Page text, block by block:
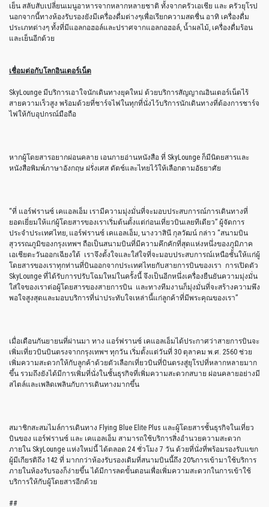
เย็น สลับสับเปลี่ยนเมนูอาหารจากหลากหลายชาติ ทั้งจากครัวเอเชีย และ ครัวยุโรป
นอกจากนี้ทางห้องรับรองยังมีเครื่องดื่มต่างๆเพื่อเรียกความสดชื่น อาทิ เครื่องดื่ม
ประเภทต่างๆ ทั้งที่มีแอลกอฮอล์และปราศจากแอลกอฮอล์, น้ำผลไม้, เครื่องดื่มร้อน
และเย็นอีกด้วย
เชื่อมต่อกับโลกอินเตอร์เน็ต
SkyLounge มีบริการเอาใจนักเดินทางยุคใหม่ ด้วยบริการสัญญาณอินเตอร์เน็ตไร้
สายความเร็วสูง พร้อมด้วยที่ชาร์จไฟในทุกที่นั่งไว้บริการนักเดินทางที่ต้องการชาร์จ
ไฟให้กับอุปกรณ์มือถือ
หากผู้โดยสารอยากผ่อนคลาย เอนกายอ่านหนังสือ ที่ SkyLounge ก็มีนิตยสารและ
หนังสือพิมพ์ภาษาอังกฤษ ฝรั่งเศส ดัตช์และไทยไว้ให้เลือกตามอัธยาศัย
“ที่ แอร์ฟรานซ์ เคแอลเอ็ม เรามีความมุ่งมั่นที่จะมอบประสบการณ์การเดินทางที่
ยอดเยี่ยมให้แก่ผู้โดยสารของเราเริ่มต้นตั้งแต่ก่อนเที่ยวบินเลยทีเดียว” ผู้จัดการ
ประจำประเทศไทย, แอร์ฟรานซ์ เคแอลเอ็ม, นางวาสินี กุลวัฒน์ กล่าว “สนามบิน
สุวรรณภูมิของกรุงเทพฯ ถือเป็นสนามบินที่มีความคึกคักที่สุดแห่งหนึ่งของภูมิภาค
เอเชียตะวันออกเฉียงใต้ เราจึงตั้งใจและใส่ใจที่จะมอบประสบการณ์เหนือชั้นให้แก่ผู้
โดยสารของเราทุกท่านที่บินออกจากประเทศไทยกับสายการบินของเรา การเปิดตัว
SkyLounge ที่ได้รับการปรับโฉมใหม่ในครั้งนี้ จึงเป็นอีกหนึ่งเครื่องยืนยันความมุ่งมั่น
ใส่ใจของเราต่อผู้โดยสารของสายการบิน และทางทีมงานก็มุ่งมั่นที่จะสร้างความพึง
พอใจสูงสุดและมอบบริการที่น่าประทับใจเหล่านี้แก่ลูกค้าที่มีพระคุณของเรา”
เมื่อเดือนกันยายนที่ผ่านมา ทาง แอร์ฟรานซ์ เคแอลเอ็มได้ประกาศว่าสายการบินจะ
เพิ่มเที่ยวบินบินตรงจากกรุงเทพฯ ทุกวัน เริ่มตั้งแต่วันที่ 30 ตุลาคม พ.ศ. 2560 ช่วย
เพิ่มความสะดวกให้กับลูกค้าด้วยตัวเลือกเที่ยวบินที่บินตรงสู่ยุโรปที่หลากหลายมาก
ขึ้น รวมถึงยังได้มีการเพิ่มที่นั่งในชั้นธุรกิจที่เพิ่มความสะดวกสบาย ผ่อนคลายอย่างมี
สไตล์และเพลิดเพลินกับการเดินทางมากขึ้น
สมาชิกสะสมไมล์การเดินทาง Flying Blue Elite Plus และผู้โดยสารชั้นธุรกิจในเที่ยว
บินของ แอร์ฟรานซ์ และ เคแอลเอ็ม สามารถใช้บริการสิ่งอำนวยความสะดวก
ภายใน SkyLounge แห่งใหม่นี้ ได้ตลอด 24 ชั่วโมง 7 วัน ด้วยที่นั่งที่พร้อมรองรับแขก
ผู้มีเกียรติถึง 142 ที่ มากกว่าห้องรับรองเดิมที่สนามบินนี้ถึง 20%การเข้ามาใช้บริการ
ภายในห้องรับรองก็ง่ายขึ้น ได้มีการลดขั้นตอนเพื่อเพิ่มความสะดวกในการเข้าใช้
บริการให้กับผู้โดยสารอีกด้วย
##